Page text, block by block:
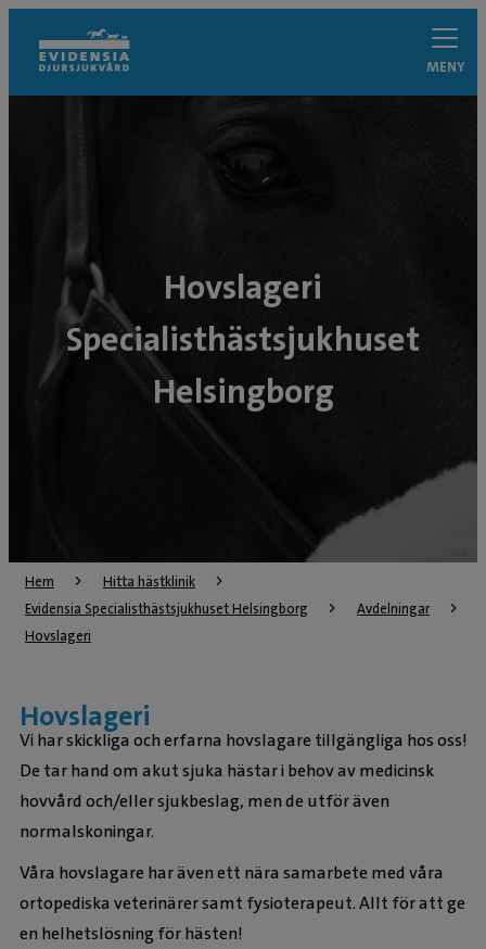
MENY
Hovslageri
Specialisthästsjukhuset
Helsingborg
Hem
Hitta hästklinik
Evidensia Specialisthästsjukhuset Helsingborg
Avdelningar
Hovslageri
Hovslageri
Vi har skickliga och erfarna hovslagare tillgängliga hos oss!
De tar hand om akut sjuka hästar i behov av medicinsk
hovvård och/eller sjukbeslag, men de utför även
normalskoningar.
Våra hovslagare har även ett nära samarbete med våra
ortopediska veterinärer samt fysioterapeut. Allt för att ge
en helhetslösning för hästen!